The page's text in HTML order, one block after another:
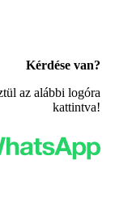
Kérdése van?
az alábbi logóra
kattintva!